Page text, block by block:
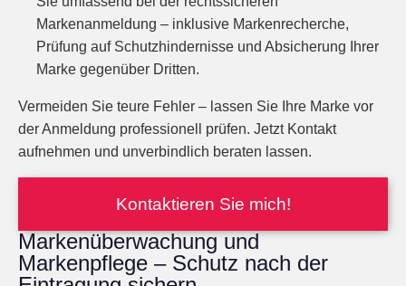
Markenanmeldung – inklusive Markenrecherche,
Prüfung auf Schutzhindernisse und Absicherung Ihrer
Marke gegenüber Dritten.
Vermeiden Sie teure Fehler – lassen Sie Ihre Marke vor
der Anmeldung professionell prüfen. Jetzt Kontakt
aufnehmen und unverbindlich beraten lassen.
Kontaktieren Sie mich!
Markenüberwachung und
Markenpflege – Schutz nach der